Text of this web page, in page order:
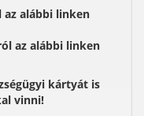
az alábbi linken
az alábbi linken
kártyát is
vinni!